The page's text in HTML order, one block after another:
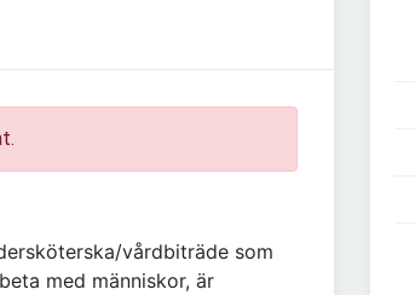
vårdbiträde som
med människor, är